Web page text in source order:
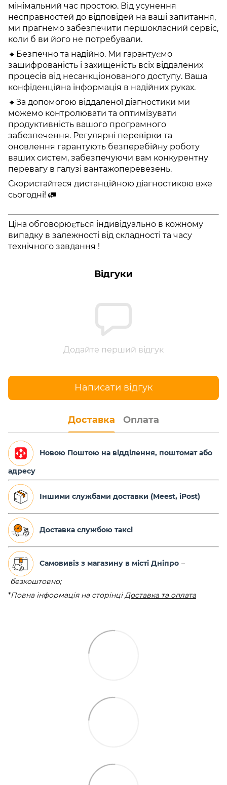
мінімальний час простою. Від усунення
несправностей до відповідей на ваші запитання,
ми прагнемо забезпечити першокласний сервіс,
коли б ви його не потребували.
🔹Безпечно та надійно. Ми гарантуємо
зашифрованість і захищеність всіх віддалених
процесів від несанкціонованого доступу. Ваша
конфіденційна інформація в надійних руках.
🔹За допомогою віддаленої діагностики ми
можемо контролювати та оптимізувати
продуктивність вашого програмного
забезпечення. Регулярні перевірки та
оновлення гарантують безперебійну роботу
ваших систем, забезпечуючи вам конкурентну
перевагу в галузі вантажоперевезень.
Скористайтеся дистанційною діагностикою вже
сьогодні! 🚛
Ціна обговорюється індивідуально в кожному
випадку в залежності від складності та часу
технічного завдання !
Відгуки
Додайте перший відгук
Написати відгук
Доставка Оплата
Новою Поштою на відділення, поштомат або
адресу
Іншими службами доставки (Meest, iPost)
Доставка службою таксі
Самовивіз з магазину в місті Дніпро –
безкоштовно;
*Повна інформація на сторінціДоставка та оплата